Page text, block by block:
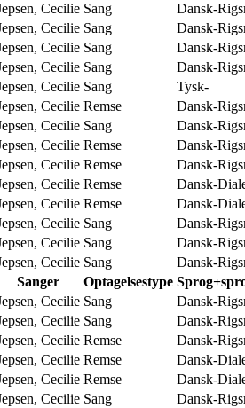
Cecilie Sang Dansk-
Cecilie Sang Dansk-
Cecilie Sang Dansk-
Cecilie Sang Dansk-
Cecilie Sang Tysk-
Cecilie Remse Dansk-
Cecilie Sang Dansk-
Cecilie Remse Dansk-
Cecilie Remse Dansk-
Cecilie Remse Dansk-
Cecilie Remse Dansk-
Cecilie Sang Dansk-
Cecilie Sang Dansk-
Cecilie Sang Dansk-
Sanger Optagelsestype
Cecilie Sang Dansk-
Cecilie Sang Dansk-
Cecilie Remse Dansk-
Cecilie Remse Dansk-
Cecilie Remse Dansk-
Cecilie Sang Dansk-